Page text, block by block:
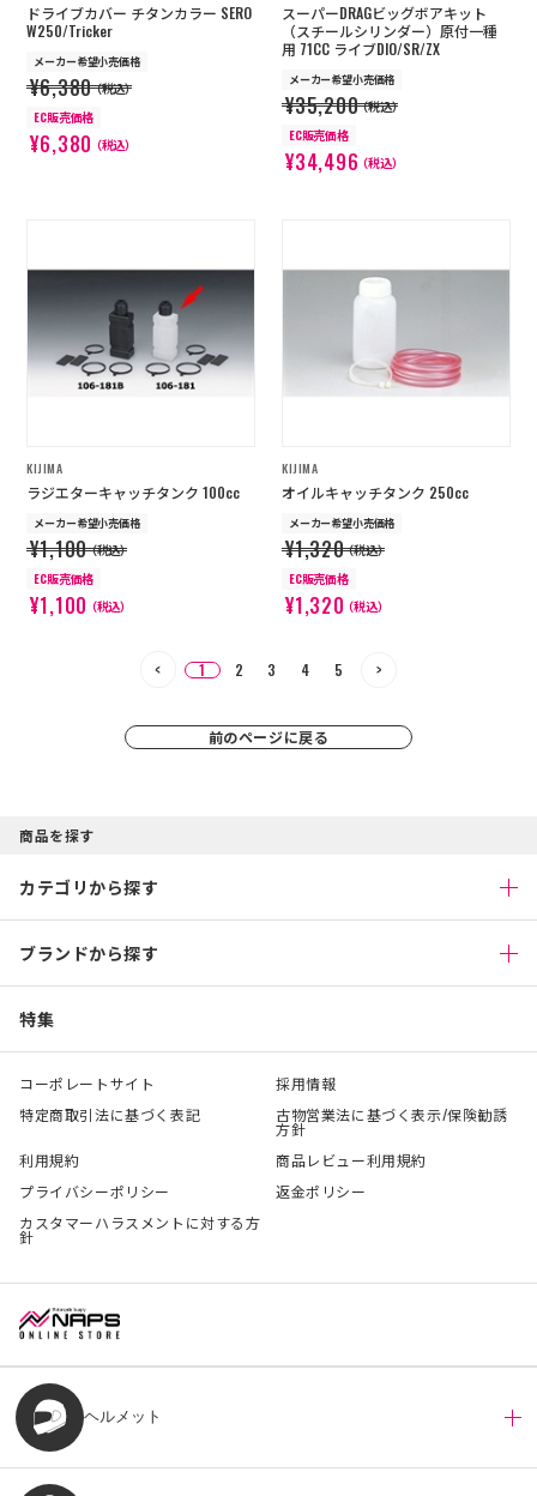
ドライブカバー チタンカラー SERO
W250/Tricker
メーカー希望小売価格
¥6,380（税込）
EC販売価格
¥6,380（税込）
スーパーDRAGビッグボアキット
（スチールシリンダー）原付一種
用 71CC ライブDIO/SR/ZX
メーカー希望小売価格
¥35,200（税込）
EC販売価格
¥34,496（税込）
KIJIMA
ラジエターキャッチタンク 100cc
メーカー希望小売価格
¥1,100（税込）
EC販売価格
¥1,100（税込）
KIJIMA
オイルキャッチタンク 250cc
メーカー希望小売価格
¥1,320（税込）
EC販売価格
¥1,320（税込）
1 2 3 4 5
前のページに戻る
商品を探す
カテゴリから探す
ブランドから探す
特集
コーポレートサイト
採用情報
特定商取引法に基づく表記
古物営業法に基づく表示/保険勧誘
方針
利用規約
商品レビュー利用規約
プライバシーポリシー
返金ポリシー
カスタマーハラスメントに対する方
針
ヘルメット